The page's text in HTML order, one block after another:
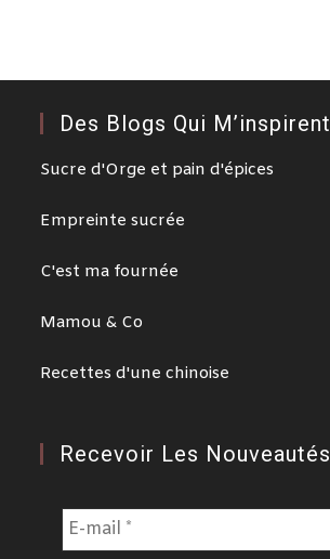
Des Blogs Qui M’inspirent
Sucre d'Orge et pain d'épices
Empreinte sucrée
C'est ma fournée
Mamou & Co
Recettes d'une chinoise
Recevoir Les Nouveautés